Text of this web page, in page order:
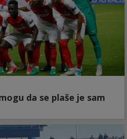
da se plaše je sam